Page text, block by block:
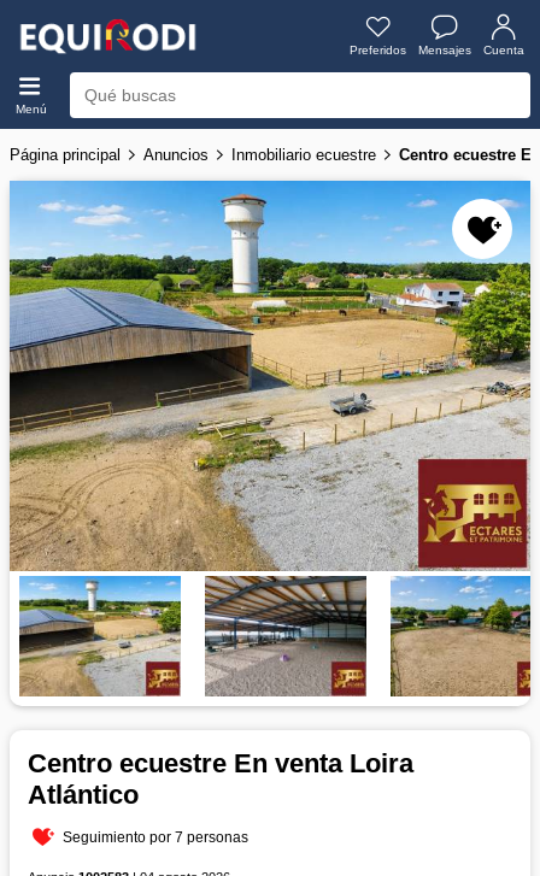
Preferidos Mensajes Cuenta
Menú
Página principal Anuncios Inmobiliario ecuestre Centro ecuestre
Centro ecuestre En venta Loira
Atlántico
Seguimiento por 7 personas